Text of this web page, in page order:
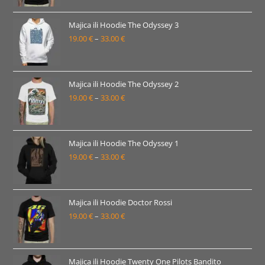
od
19.00 €
do
Majica ili Hoodie The Odyssey 3
19.00€– 33.00€Raspon
od
19.00 €
do
Majica ili Hoodie The Odyssey 2
19.00€– 33.00€Raspon
od
19.00 €
do
Majica ili Hoodie The Odyssey 1
19.00€– 33.00€Raspon
od
19.00 €
do
Majica ili Hoodie Doctor Rossi
19.00€– 33.00€Raspon
od
19.00 €
Majica ili Hoodie Twenty One Pilots Bandito